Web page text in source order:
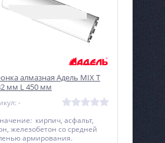
алмазная Адель MIX T
мм L 450 мм
-
кирпич, асфальт,
железобетон со средней
армирования.